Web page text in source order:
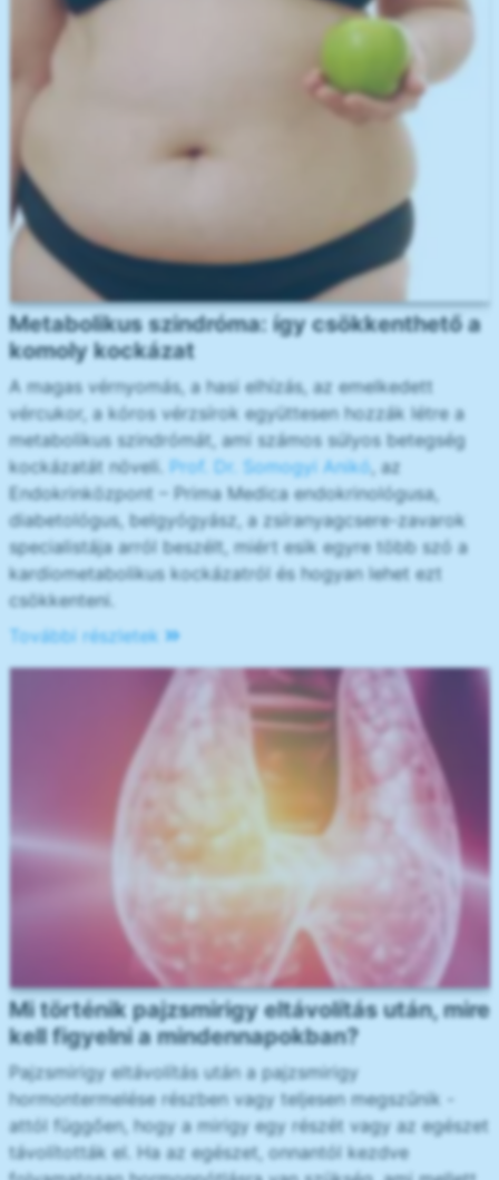
Metabolikus szindróma: így csökkenthető a
komoly kockázat
A magas vérnyomás, a hasi elhízás, az emelkedett
vércukor, a kóros vérzsírok együttesen hozzák létre a
metabolikus szindrómát, ami számos súlyos betegség
kockázatát növeli. Prof. Dr. Somogyi Anikó, az
Endokrinközpont – Prima Medica endokrinológusa,
diabetológus, belgyógyász, a zsíranyagcsere-zavarok
specialistája arról beszélt, miért esik egyre több szó a
kardiometabolikus kockázatról és hogyan lehet ezt
csökkenteni.
További részletek
Mi történik pajzsmirigy eltávolítás után, mire
kell figyelni a mindennapokban?
Pajzsmirigy eltávolítás után a pajzsmirigy
hormontermelése részben vagy teljesen megszűnik -
attól függően, hogy a mirigy egy részét vagy az egészet
távolították el. Ha az egészet, onnantól kezdve